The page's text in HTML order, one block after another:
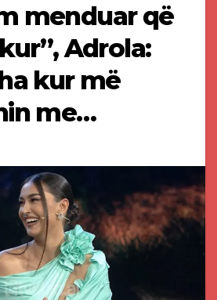
menduar që
Adrola:
kur më
me…